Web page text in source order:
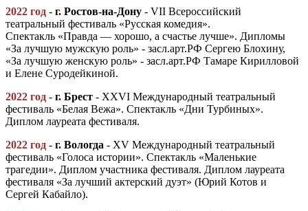
2022 год - г. Ростов-на-Дону - VII Всероссийский
театральный фестиваль «Русская комедия».
Спектакль «Правда — хорошо, а счастье лучше». Дипломы
«За лучшую мужскую роль» - засл.арт.РФ Сергею Блохину,
«За лучшую женскую роль» - засл.арт.РФ Тамаре Кирилловой
и Елене Суродейкиной.
2022 год - г. Брест - XXVI Международный театральный
фестиваль «Белая Вежа». Спектакль «Дни Турбиных».
Диплом лауреата фестиваля.
2022 год - г. Вологда - XV Международный театральный
фестиваль «Голоса истории». Спектакль «Маленькие
трагедии». Диплом участника фестиваля. Диплом лауреата
фестиваля «За лучший актерский дуэт» (Юрий Котов и
Сергей Кабайло).